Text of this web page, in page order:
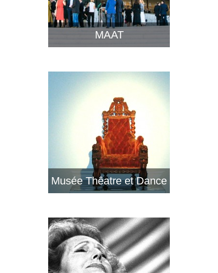
MAAT
Musée Thêatre et Dance